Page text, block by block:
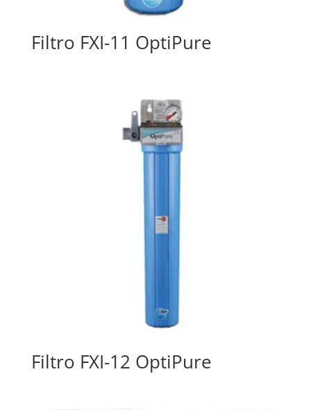
Filtro FXI-11 OptiPure
Filtro FXI-12 OptiPure